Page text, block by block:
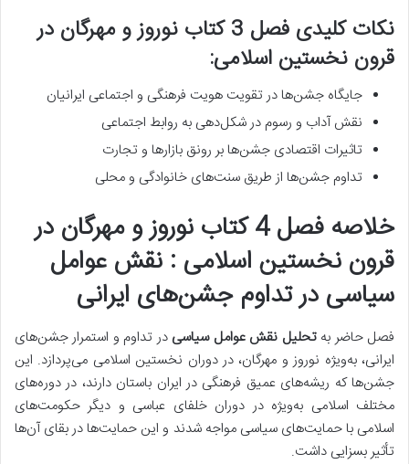
نکات کلیدی فصل 3 کتاب نوروز و مهرگان در
قرون نخستین اسلامی:
جایگاه جشن‌ها در تقویت هویت فرهنگی و اجتماعی ایرانیان
نقش آداب و رسوم در شکل‌دهی به روابط اجتماعی
تاثیرات اقتصادی جشن‌ها بر رونق بازارها و تجارت
تداوم جشن‌ها از طریق سنت‌های خانوادگی و محلی
خلاصه فصل 4 کتاب نوروز و مهرگان در
قرون نخستین اسلامی : نقش عوامل
سیاسی در تداوم جشن‌های ایرانی
فصل حاضر بهتحلیل نقش عوامل سیاسی در تداوم و استمرار جشن‌های
ایرانی، به‌ویژه نوروز و مهرگان، در دوران نخستین اسلامی می‌پردازد. این
جشن‌ها که ریشه‌های عمیق فرهنگی در ایران باستان دارند، در دوره‌های
مختلف اسلامی به‌ویژه در دوران خلفای عباسی و دیگر حکومت‌های
اسلامی باحمایت‌های سیاسی مواجه شدند و این حمایت‌ها در بقای آن‌ها
تأثیر بسزایی داشت.